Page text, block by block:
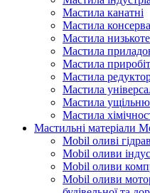
Мастила канатні
Мастила
Мастила
Мастила
Мастила
Мастила
Мастила
Мастила
Мастила
Мастильні матеріали
Mobil оливі
Mobil оливи
Mobil оливи
Mobil оливи